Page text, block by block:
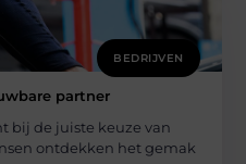
BEDRIJVEN
partner
bij de juiste keuze van
ontdekken het gemak